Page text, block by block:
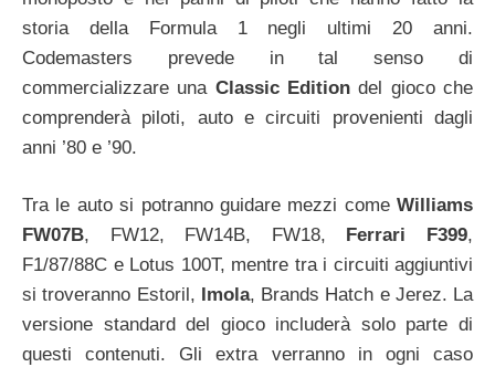
storia della Formula 1 negli ultimi 20 anni.
Codemasters prevede in tal senso di
commercializzare una Classic Edition del gioco che
comprenderà piloti, auto e circuiti provenienti dagli
anni ’80 e ’90.
Tra le auto si potranno guidare mezzi come Williams
FW07B, FW12, FW14B, FW18, Ferrari F399,
F1/87/88C e Lotus 100T, mentre tra i circuiti aggiuntivi
si troveranno Estoril,
Imola, Brands Hatch e Jerez. La
versione standard del gioco includerà solo parte di
questi contenuti. Gli extra verranno in ogni caso